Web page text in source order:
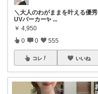
＼大人のわがままを叶える優秀
UVパーカー✨ ...
￥ 4,950
0 0 555
コレ いいね